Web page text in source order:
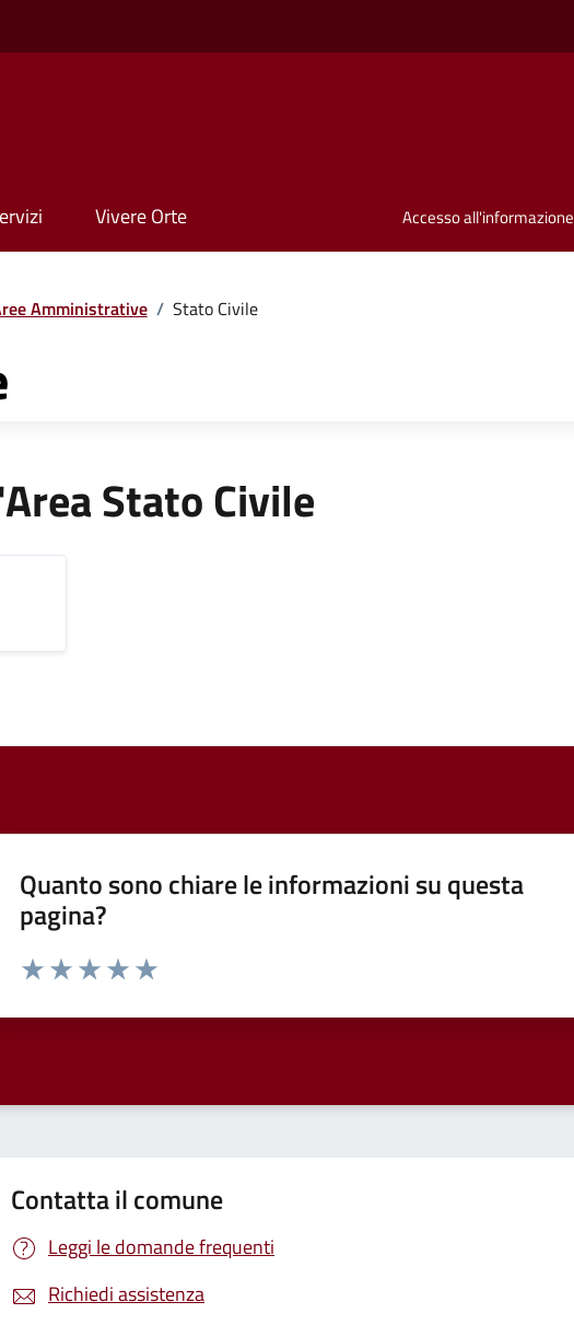
Vivere Orte Accesso all'informazione
Amministrative / Stato Civile
Stato Civile
Quanto sono chiare le informazioni su questa
pagina?
Valuta da 1 a 5 stelle la pagina
Contatta il comune
Leggi le domande frequenti
Richiedi assistenza